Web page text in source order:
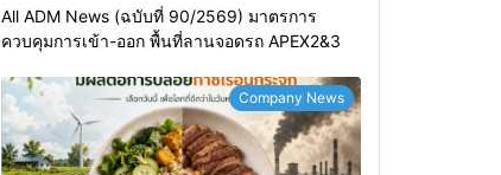
All ADM News (ฉบับที่ 90/2569) มาตรการ
ควบคุมการเข้า-ออก พื้นที่ลานจอดรถ APEX2&3
Company News